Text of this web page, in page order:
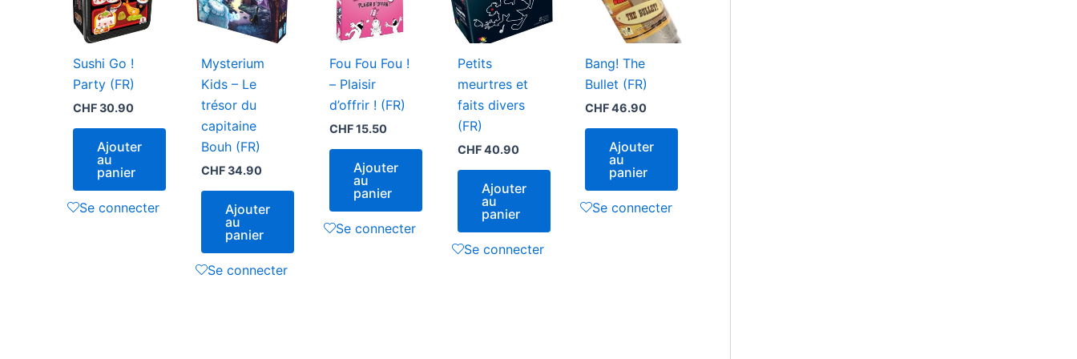
Sushi Go !
Party (FR)
CHF30.90
Ajouter
au
panier
Se connecter
Mysterium
Kids – Le
trésor du
capitaine
Bouh (FR)
CHF34.90
Ajouter
au
panier
Se connecter
Fou Fou Fou !
– Plaisir
d’offrir ! (FR)
CHF15.50
Ajouter
au
panier
Se connecter
Petits
meurtres et
faits divers
(FR)
CHF40.90
Ajouter
au
panier
Se connecter
Bang! The
Bullet (FR)
CHF46.90
Ajouter
au
panier
Se connecter